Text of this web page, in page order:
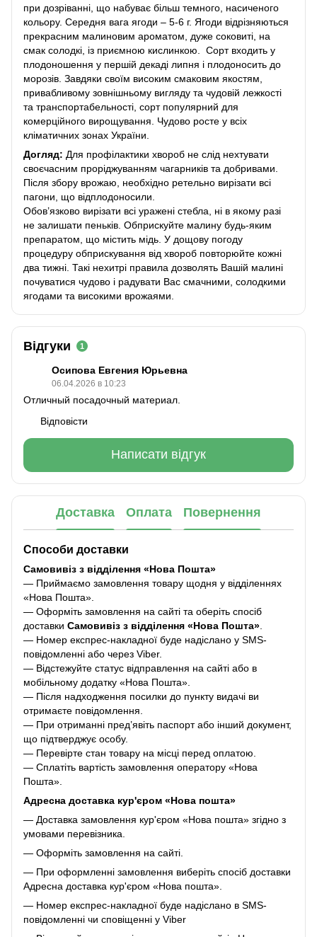
при дозріванні, що набуває більш темного, насиченого
кольору. Середня вага ягоди – 5-6 г. Ягоди відрізняються
прекрасним малиновим ароматом, дуже соковиті, на
смак солодкі, із приємною кислинкою. Сорт входить у
плодоношення у першій декаді липня і плодоносить до
морозів. Завдяки своїм високим смаковим якостям,
привабливому зовнішньому вигляду та чудовій лежкості
та транспортабельності, сорт популярний для
комерційного вирощування. Чудово росте у всіх
кліматичних зонах України.
Догляд: Для профілактики хвороб не слід нехтувати
своєчасним проріджуванням чагарників та добривами.
Після збору врожаю, необхідно ретельно вирізати всі
пагони, що відплодоносили.
Обов’язково вирізати всі уражені стебла, ні в якому разі
не залишати пеньків. Обприскуйте малину будь-яким
препаратом, що містить мідь. У дощову погоду
процедуру обприскування від хвороб повторюйте кожні
два тижні. Такі нехитрі правила дозволять Вашій малині
почуватися чудово і радувати Вас смачними, солодкими
ягодами та високими врожаями.
Відгуки 1
Осипова Евгения Юрьевна
06.04.2026 в 10:23
Отличный посадочный материал.
Відповісти
Написати відгук
Доставка Оплата Повернення
Способи доставки
Самовивіз з відділення «Нова Пошта»
— Приймаємо замовлення товару щодня у відділеннях
«Нова Пошта».
— Оформіть замовлення на сайті та оберіть спосіб
доставки Самовивіз з відділення «Нова Пошта»
— Номер експрес-накладної буде надіслано у SMS-
повідомленні або через Viber.
— Відстежуйте статус відправлення на сайті або в
мобільному додатку «Нова Пошта».
— Після надходження посилки до пункту видачі ви
отримаєте повідомлення.
— При отриманні пред’явіть паспорт або інший документ,
що підтверджує особу.
— Перевірте стан товару на місці перед оплатою.
— Сплатіть вартість замовлення оператору «Нова
Пошта».
Адресна доставка кур'єром «Нова пошта»
— Доставка замовлення кур'єром «Нова пошта» згідно з
умовами перевізника.
— Оформіть замовлення на сайті.
— При оформленні замовлення виберіть спосіб доставки
Адресна доставка кур'єром «Нова пошта».
— Номер експрес-накладної буде надіслано в SMS-
повідомленні чи сповіщенні у Viber